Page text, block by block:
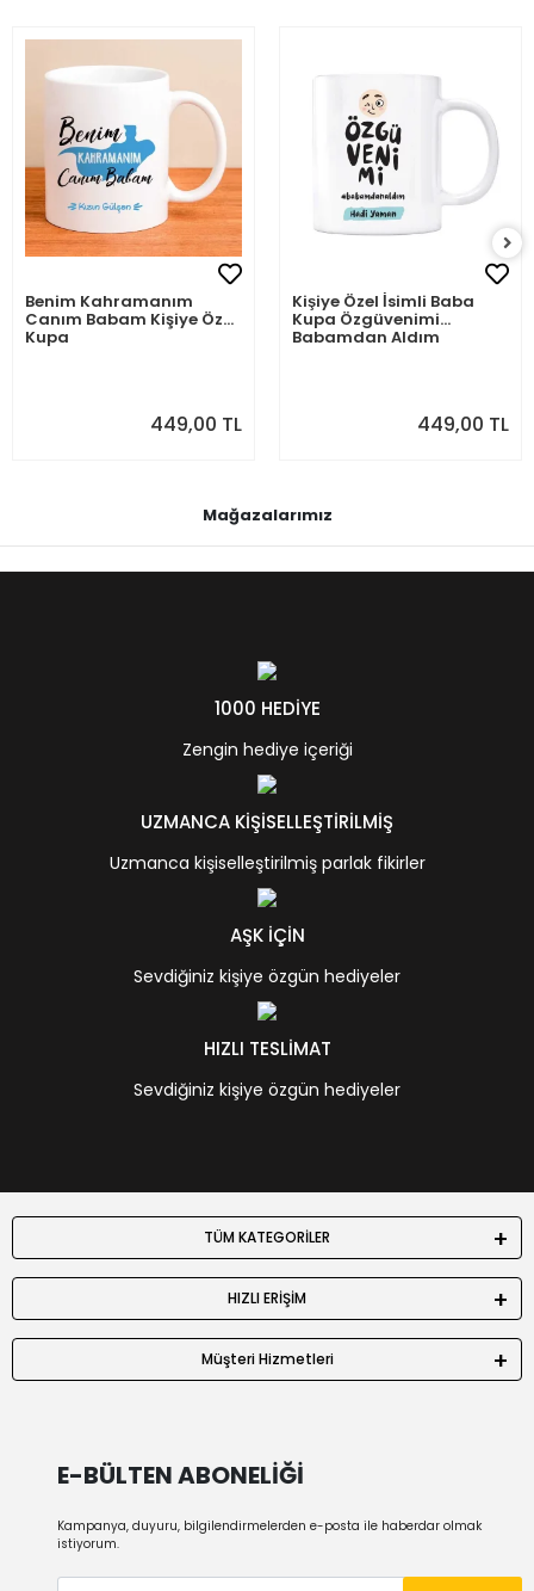
Benim Kahramanım
Canım Babam Kişiye Özel
Kupa
449,00 TL
Kişiye Özel İsimli Baba
Kupa Özgüvenimi
Babamdan Aldım
449,00 TL
Mağazalarımız
1000 HEDİYE
Zengin hediye içeriği
UZMANCA KİŞİSELLEŞTİRİLMİŞ
Uzmanca kişiselleştirilmiş parlak fikirler
AŞK İÇİN
Sevdiğiniz kişiye özgün hediyeler
HIZLI TESLİMAT
Sevdiğiniz kişiye özgün hediyeler
TÜM KATEGORİLER
HIZLI ERİŞİM
Müşteri Hizmetleri
E-BÜLTEN ABONELİĞİ
Kampanya, duyuru, bilgilendirmelerden e-posta ile haberdar olmak
istiyorum.